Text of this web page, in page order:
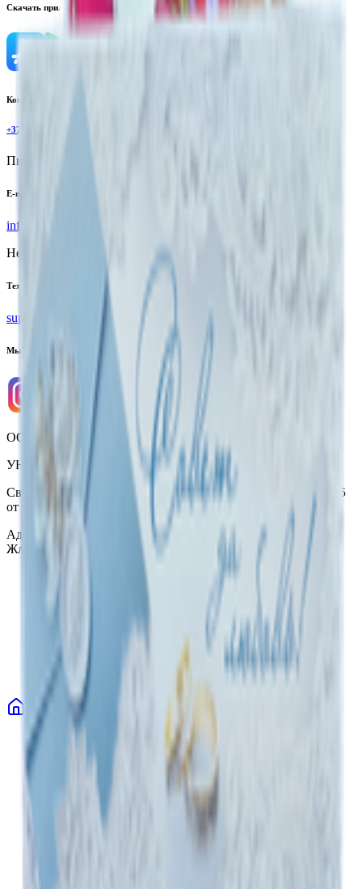
Скачать приложение
Контактный телефон
+375(29)6875999
Пн-Пт: 8:00 - 17:00
E-mail
info@yoda.by
Не для электронных обращений
Тех. поддержка
support@yoda.by
Мы в соцсетях
ООО «Торговая сеть «Продмир»
УНП 490314725
Свидетельство о государственной регистрации № 490314725
от 30.05.2003г выдано Гомельским облисполкомом
Адрес: 247210, Республика Беларусь, Гомельская обл., г.
Жлобин, ул. Козлова 2-А
Главная